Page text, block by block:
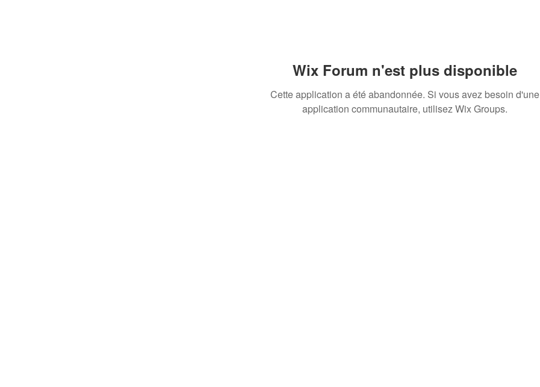
Wix Forum n'est plus disponible
Cette application a été abandonnée. Si vous avez besoin d'une
application communautaire, utilisez Wix Groups.